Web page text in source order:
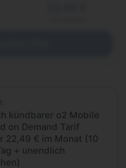
kündbarer o2 Mobile
on Demand Tarif
22,49 € im Monat (10
+ unendlich